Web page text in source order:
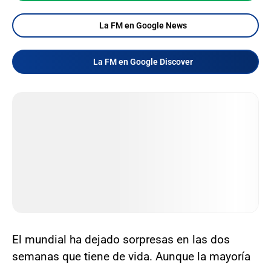
La FM en Google News
La FM en Google Discover
El mundial ha dejado sorpresas en las dos
semanas que tiene de vida. Aunque la mayoría